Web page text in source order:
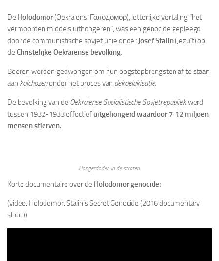
De Holodomor(Oekraïens: Голодомор), letterlijke vertaling “het
vermoorden middels uithongeren”, was een genocide gepleegd
door de communistische sovjet unie onder Josef Stalin(Jezuït) op
de Christelijke Oekraïense bevolking.
Boeren werden gedwongen om hun oogstopbrengsten af te staan
aan kolchozenonder het proces van dekoelakisatie.
De bevolking van de Oekraïense Socialistische Sovjetrepubliekwerd
tussen 1932-1933 effectief uitgehongerd waardoor 7-12 miljoen
mensen stierven.
Hongerdoden in de straten.
Korte documentaire over de Holodomor genocide:
(video: Holodomor: Stalin’s Secret Genocide (2016 documentary
short))